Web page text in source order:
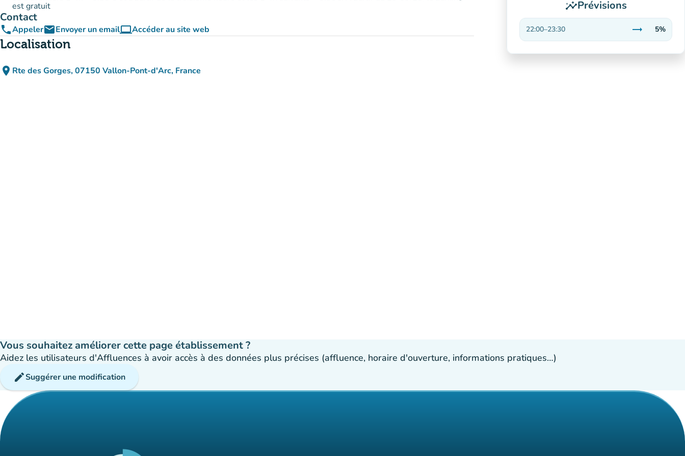
est gratuit
Contact
phoneAppeleremailEnvoyer un emailcomputerAccéder au site web
(nouvel onglet)
Localisation
place Rte des Gorges, 07150 Vallon-Pont-d'Arc, France
(ouvrir dans Google Maps)
(nouvel onglet)
insightsPrévisions
22:00–23:30 trending_flat
Stable
5%
Vous souhaitez améliorer cette page établissement ?
Aidez les utilisateurs d'Affluences à avoir accès à des données plus précises (affluence, horaire d'ouverture, informations pratiques…)
editSuggérer une modification